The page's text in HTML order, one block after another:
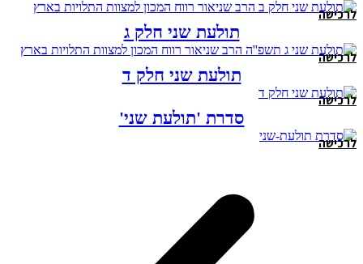
לרכישה
תולעת שני חלק ג
לרכישה
תולעת שני חלק ד
לרכישה
סדרת 'תולעת שני'
לרכישה